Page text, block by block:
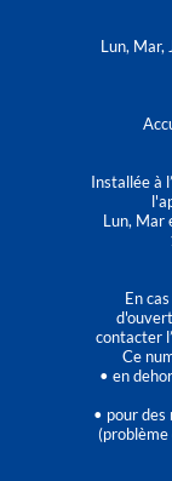
Lun, Mar,
Installée à
Lun, Mar
En
contacter
Ce
• en
• pour des
(problème